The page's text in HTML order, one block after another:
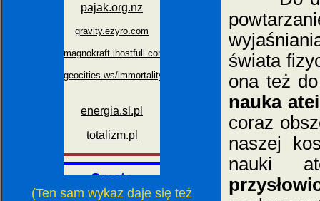
(Ten sam wykaz daje się też
świata
ona też
nauka
coraz
naszej
nauki